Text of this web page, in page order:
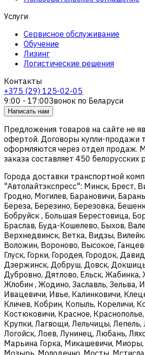
Услуги
Сервисное обслуживание
Обучение
Лизинг
Логистические решения
Контакты
+375 (29) 125-02-05
9:00 - 17:00Звонок по Беларуси
Написать нам
Предложения товаров на сайте не
офертой. Договоры купли-продажи
оформляются через отдел продаж.
заказа составляет 450 белорусских
Города доставки транспортной
"Автолайтэкспресс": Минск, Брест,
Гродно, Могилев, Барановичи,
Береза, Березино, Березовка,
Бобруйск , Большая Берестовица,
Браслав, Буда-Кошелево, Быхов,
Верхнедвинск, Ветка, Видзы,
Воложин, Вороново, Высокое,
Глуск, Горки, Городея, Городок,
Дзержинск, Добруш, Довск,
Дубровно, Дятлово, Ельск, Жабинка,
Жлобин , Жодино, Заславль, Зельва,
Ивацевичи, Ивье, Калинковичи,
Кличев, Кобрин, Копыль, Кореличи,
Костюковичи, Красное,
Крупки, Лагвощи, Лельчицы, Лепель,
Логойск, Лоев, Лунинец, Любань,
Марьина Горка, Микашевичи, Миоры,
Мозырь, Молодечно, Мосты,